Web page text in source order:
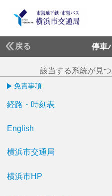
戻る 停車
該当する系統が見
免責事項
経路・時刻表
English
横浜市交通局
横浜市HP